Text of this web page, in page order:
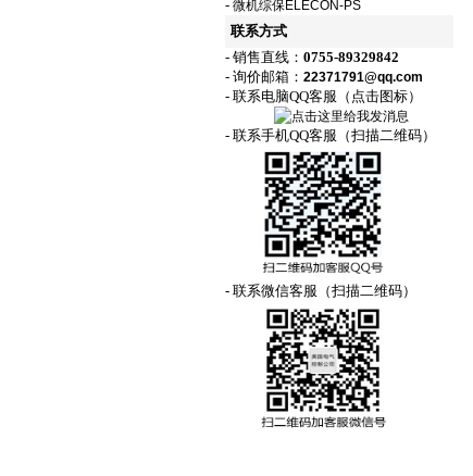
- 微机综保ELECON-PS
联系方式
- 销售直线： 0755-89329842
- 询价邮箱： 22371791@qq.com
- 联系电脑QQ客服（点击图标）
- 联系手机QQ客服（扫描二维码）
- 联系微信客服（扫描二维码）